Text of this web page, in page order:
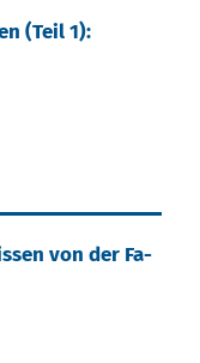
(Teil 1):
von der Fa­